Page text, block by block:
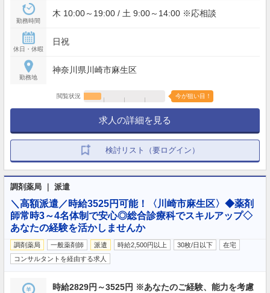
勤務時間
木 10:00～19:00 / 土 9:00～14:00 ※応相談
休日・休暇
日祝
勤務地
神奈川県川崎市麻生区
閲覧状況 今が狙い目！
求人の詳細を見る
検討リスト（要ログイン）
調剤薬局 ｜ 派遣
＼高額派遣／時給3525円可能！〈川崎市麻生区〉◆薬剤
師常時3～4名体制で安心◎総合診療科でスキルアップ◇
あなたの経験を活かしませんか
調剤薬局 一般薬剤師 派遣 時給2,500円以上 30枚/日以下
在宅
コンサルタントを経由する求人
時給2829円～3525円 ※あなたのご経験、能力を考慮